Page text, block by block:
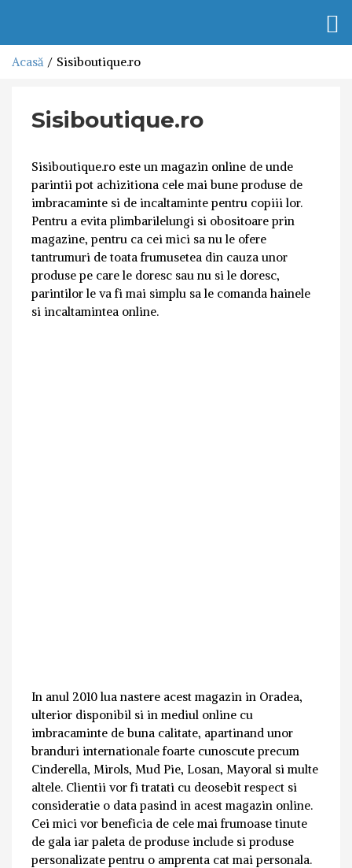
Acasă Sisiboutique.ro
Sisiboutique.ro
Sisiboutique.ro este un magazin online de unde
parintii pot achizitiona cele mai bune produse de
imbracaminte si de incaltaminte pentru copiii lor.
Pentru a evita plimbarilelungi si obositoare prin
magazine, pentru ca cei mici sa nu le ofere
tantrumuri de toata frumusetea din cauza unor
produse pe care le doresc sau nu si le doresc,
parintilor le va fi mai simplu sa le comanda hainele
si incaltamintea online.
In anul 2010 lua nastere acest magazin in Oradea,
ulterior disponibil si in mediul online cu
imbracaminte de buna calitate, apartinand unor
branduri internationale foarte cunoscute precum
Cinderella, Mirols, Mud Pie, Losan, Mayoral si multe
altele. Clientii vor fi tratati cu deosebit respect si
consideratie o data pasind in acest magazin online.
Cei mici vor beneficia de cele mai frumoase tinute
de gala iar paleta de produse include si produse
personalizate pentru o amprenta cat mai personala.